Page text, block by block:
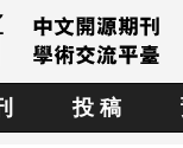
投 稿